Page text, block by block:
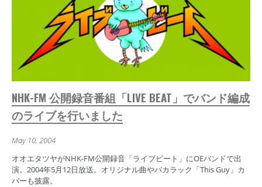
NHK-FM 公開録音番組「LIVE BEAT」でバンド編成
のライブを行いました
May 10, 2004
オオエタツヤがNHK-FM公開録音「ライブビート」にOEバンドで出
演。2004年5月12日放送。オリジナル曲やバカラック「This Guy」カ
バーも披露。